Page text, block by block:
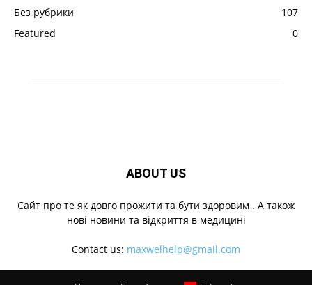
Без рубрики
107
Featured
0
ABOUT US
Cайт про те як довго прожити та бути здоровим . А також
нові новини та відкриття в медицині
Contact us: maxwelhelp@gmail.com